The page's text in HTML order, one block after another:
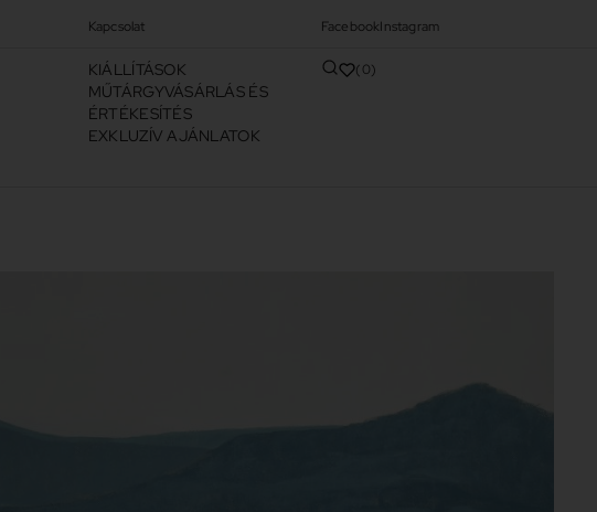
Kapcsolat FacebookInstagram
KIÁLLÍTÁSOK
MŰTÁRGYVÁSÁRLÁS ÉS
ÉRTÉKESÍTÉS
EXKLUZÍV AJÁNLATOK
0